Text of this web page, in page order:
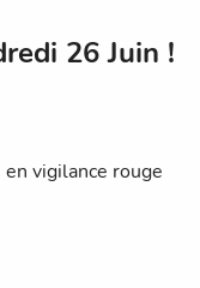
26 Juin !
vigilance rouge
jusque 19°